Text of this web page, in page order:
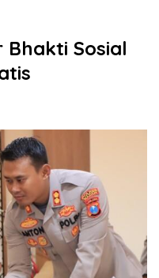
Bhakti Sosial